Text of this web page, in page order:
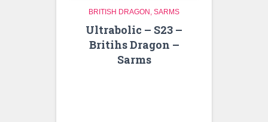
BRITISH DRAGON SARMS
Ultrabolic – S23 –
Britihs Dragon –
Sarms